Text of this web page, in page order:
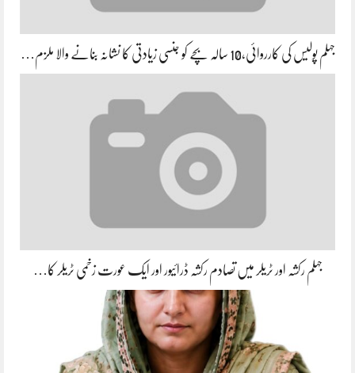
جہلم پولیس کی کارروائی،10 سالہ بچے کو جنسی زیادتی کا نشانہ بنانے والا ملزم…
جہلم رکشہ اور ٹریلر میں تصادم رکشہ ڈرائیور اور ایک عورت زخمی ٹریلر کا…